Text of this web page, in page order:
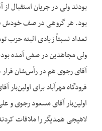
بودند ولی در جریان استقبال
بود. هر گروهی در صف خودش
تعداد نسبتاً زیادی البته حزب
آقای رجوی هم در رأس‌شان
فرودگاه مهرآباد برای
اولین‌بار آقای مسعود رجوی و
لاهیجی همدیگر را ملاقات